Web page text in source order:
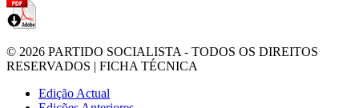
© 2026 PARTIDO SOCIALISTA - TODOS OS DIREITOS
RESERVADOS | FICHA TÉCNICA
Edição Actual